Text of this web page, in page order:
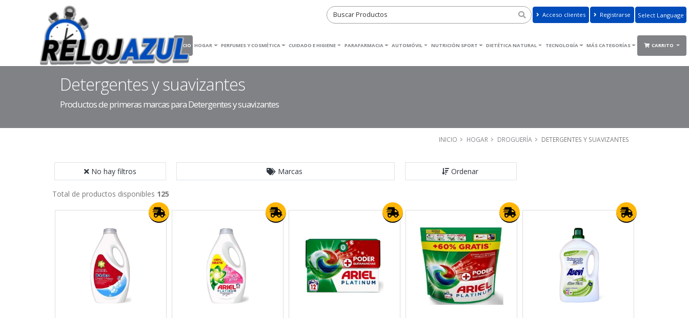
Acceso clientes Registrarse
Translate
INICIO HOGAR PERFUMES Y COSMÉTICA CUIDADO E HIGIENE PARAFARMACIA AUTOMÓVIL NUTRICIÓN SPORT DIETÉTICA NATURAL TECNOLOGÍA MÁS CATEGORÍAS CARRITO
Detergentes y suavizantes
Productos de primeras marcas para Detergentes y suavizantes
INICIO HOGAR DROGUERÍA DETERGENTES Y SUAVIZANTES
No hay filtros Marcas Ordenar
Total de productos disponibles 125